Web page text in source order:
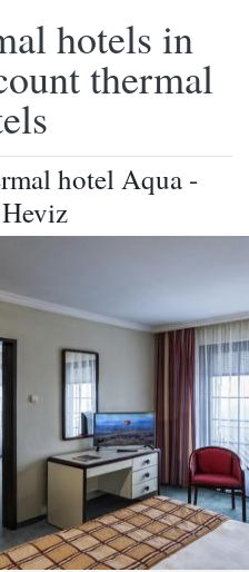
hotels in
thermal
hotel Aqua -